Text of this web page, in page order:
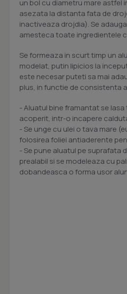
un bol cu diametru mare astfel
asezata la distanta fata de
inactiveaza drojdia). Se
amesteca toate ingredientele
Se formeaza in scurt timp un
modelat, putin lipicios la
este necesar puteti sa mai
plus, in functie de consistenta
- Aluatul bine framantat se lasa
acoperit, intr-o incapere
- Se unge cu ulei o tava mare
folosirea foliei antiaderente
- Se pune aluatul pe suprafata
prealabil si se modeleaza cu
dobandeasca o forma usor